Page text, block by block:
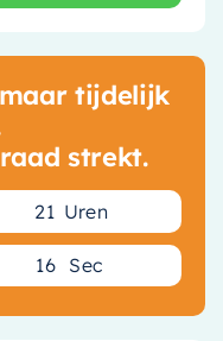
tijdelijk
strekt.
21 Uren
15 Sec